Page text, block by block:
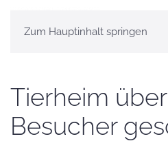
Zum Hauptinhalt springen
Tierheim
Besucher